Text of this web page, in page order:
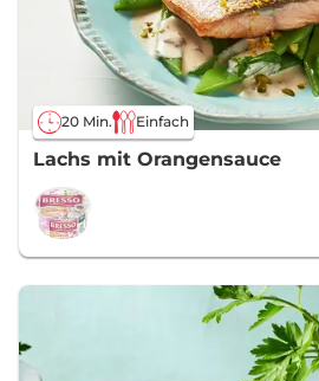
20 Min. Einfach
Lachs mit Orangensauce